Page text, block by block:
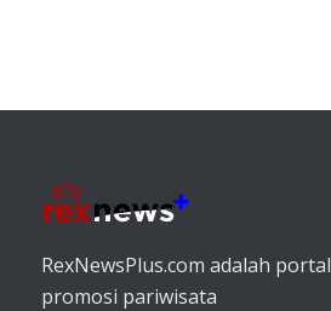
RexNewsPlus.com adalah
promosi pariwisata